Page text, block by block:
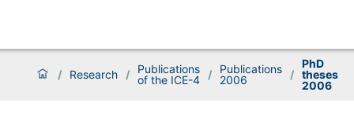
/ Research /
Publications
of the ICE-4 /
Publications
2006
/
PhD
theses
2006